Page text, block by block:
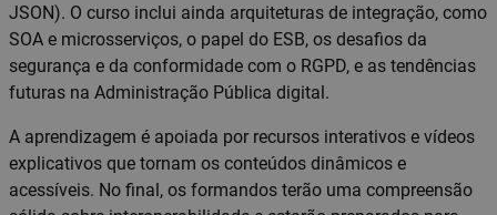
JSON). O curso inclui ainda arquiteturas de integração, como
SOA e microsserviços, o papel do ESB, os desafios da
segurança e da conformidade com o RGPD, e as tendências
futuras na Administração Pública digital.
A aprendizagem é apoiada por recursos interativos e vídeos
explicativos que tornam os conteúdos dinâmicos e
acessíveis. No final, os formandos terão uma compreensão